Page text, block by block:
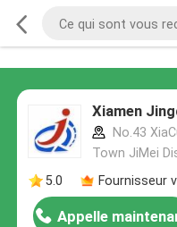
Xiamen
No.43
Town JiMei
5.0
Fournisseur
Appelle